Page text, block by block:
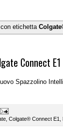
etichetta
Connect E1
Spazzolino
Colgate® Connect E1